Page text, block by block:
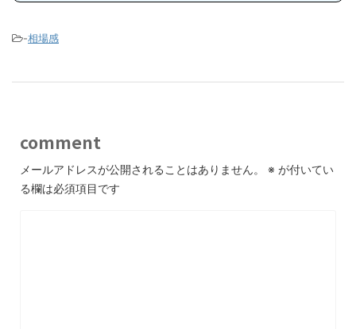
-相場感
comment
メールアドレスが公開されることはありません。 ※ が付いてい
る欄は必須項目です